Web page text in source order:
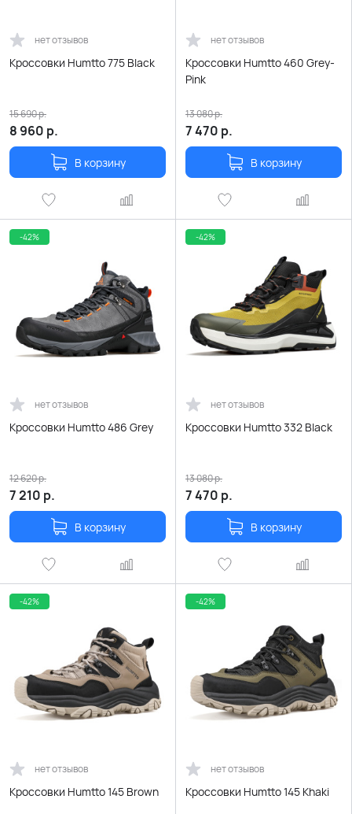
нет отзывов
Кроссовки Humtto 775 Black
8 960 р.
15 690р.
В корзину
нет отзывов
Кроссовки Humtto 460 Grey-
Pink
7 470 р.
13 080р.
В корзину
-42%
нет отзывов
Кроссовки Humtto 486 Grey
7 210 р.
12 620р.
В корзину
-42%
нет отзывов
Кроссовки Humtto 332 Black
7 470 р.
13 080р.
В корзину
-42%
нет отзывов
Кроссовки Humtto 145 Brown
-42%
нет отзывов
Кроссовки Humtto 145 Khaki